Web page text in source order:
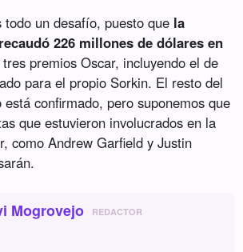
un desafío, puesto que la
226 millones de dólares en
premios Oscar, incluyendo el de
para el propio Sorkin. El resto del
confirmado, pero suponemos que
que estuvieron involucrados en la
como Andrew Garfield y Justin
Mogrovejo REDACTOR